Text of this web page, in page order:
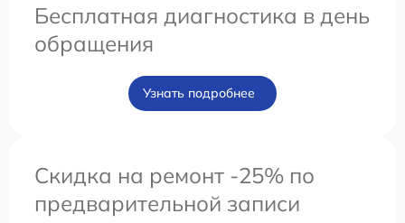
Бесплатная диагностика в день
обращения
Узнать подробнее
Скидка на ремонт -25% по
предварительной записи